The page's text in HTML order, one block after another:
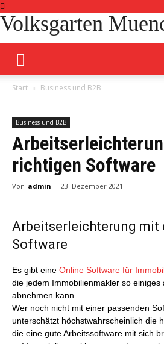
Volksgarten
Start Business und B2B
Business und B2B
richtigen Software
Von admin - 23. Dezember 2021
Arbeitserleichterung mit
Software
Es gibt eine Online Software für
die jedem Immobilienmakler so einiges
abnehmen kann.
Wer noch nicht mit einer passenden
unterschätzt höchstwahrscheinlich die
die eine gute Arbeitssoftware mit sich